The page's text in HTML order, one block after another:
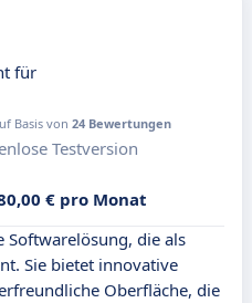
für
Basis von 24 Bewertungen
Testversion
€ pro Monat
Softwarelösung, die als
Sie bietet innovative
Oberfläche, die